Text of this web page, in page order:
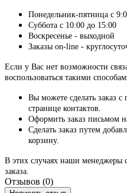
Понедельник-пятница с
Суббота с 10:00 до 15:00
Воскресенье - выходной
Заказы on-line -
Если у Вас нет возможности
воспользоваться такими
Вы можете сделать заказ
странице контактов.
Оформить заказ письмом
Сделать заказ путем
корзину.
В этих случаях наши менеджеры
заказа.
Отзывов (0)